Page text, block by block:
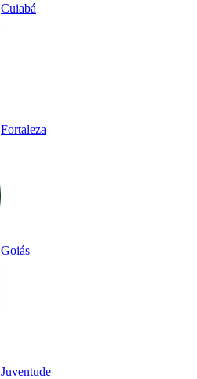
Cuiabá
Fortaleza
Goiás
Juventude